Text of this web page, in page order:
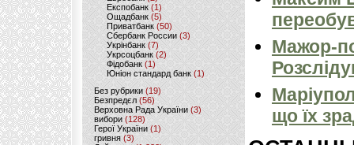
Експобанк (1)
Ощадбанк(5)
Приватбанк (50)
Сбербанк России (3)
Укрінбанк(7)
Укрсоцбанк (2)
Фідобанк (1)
Юніон стандард банк(1)
Без рубрики (19)
Безпредєл(56)
Верховна Рада України (3)
вибори(128)
Герої України(1)
гривня (3)
Мажор-
що їх